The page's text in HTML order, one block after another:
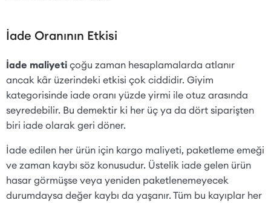
İade Oranının Etkisi
İade maliyeti çoğu zaman hesaplamalarda atlanır
ancak kâr üzerindeki etkisi çok ciddidir. Giyim
kategorisinde iade oranı yüzde yirmi ile otuz arasında
seyredebilir. Bu demektir ki her üç ya da dört siparişten
biri iade olarak geri döner.
İade edilen her ürün için kargo maliyeti, paketleme emeği
ve zaman kaybı söz konusudur. Üstelik iade gelen ürün
hasar görmüşse veya yeniden paketlenemeyecek
durumdaysa değer kaybı da yaşanır. Tüm bu kayıplar her